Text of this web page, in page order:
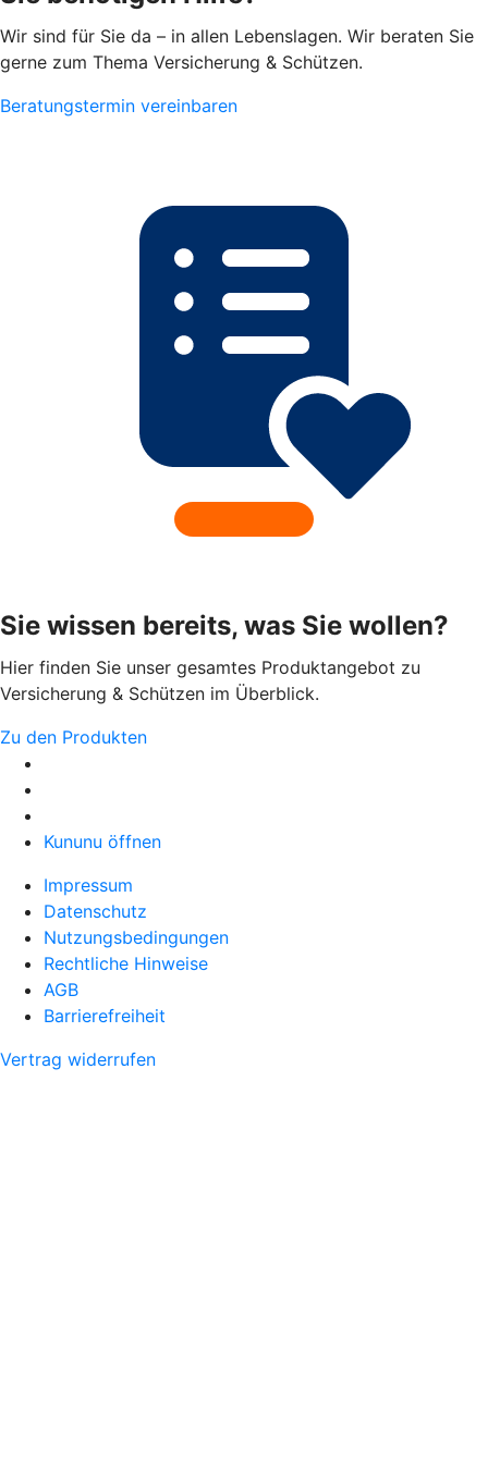
Wir sind für Sie da – in allen Lebenslagen. Wir beraten Sie
gerne zum Thema Versicherung & Schützen.
Beratungstermin vereinbaren
Sie wissen bereits, was Sie wollen?
Hier finden Sie unser gesamtes Produktangebot zu
Versicherung & Schützen im Überblick.
Zu den Produkten
Kununu öffnen
Impressum
Datenschutz
Nutzungsbedingungen
Rechtliche Hinweise
AGB
Barrierefreiheit
Vertrag widerrufen